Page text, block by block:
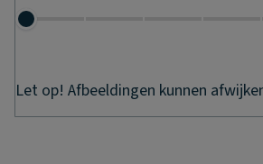
Let op! Afbeeldingen kunnen